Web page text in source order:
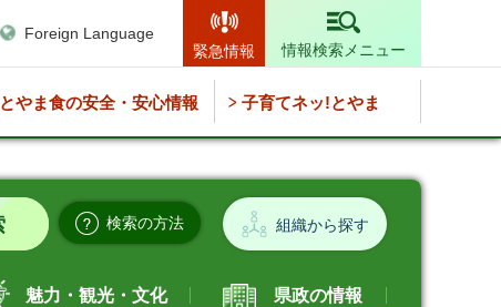
Foreign Language
緊急情報
情報検索メニュー
とやま食の安全・安心情報 子育てネッ!とやま
検索の方法 組織から探す
魅力・観光・文化 県政の情報